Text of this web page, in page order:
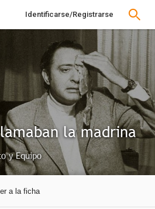
Identificarse/Registrarse
la madrina
y Equipo
a la ficha